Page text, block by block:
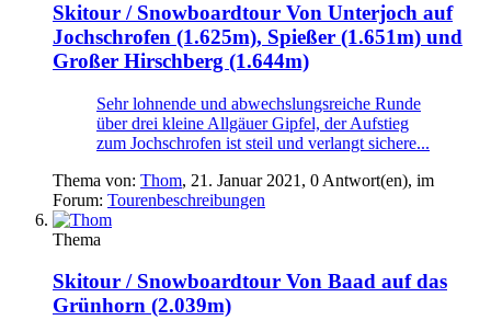
Skitour / Snowboardtour Von Unterjoch auf
Jochschrofen (1.625m), Spießer (1.651m) und
Großer Hirschberg (1.644m)
Sehr lohnende und abwechslungsreiche Runde
über drei kleine Allgäuer Gipfel, der Aufstieg
zum Jochschrofen ist steil und verlangt sichere...
Thema von: Thom, 21. Januar 2021 , 0 Antwort(en), im
Forum: Tourenbeschreibungen
Thema
Skitour / Snowboardtour Von Baad auf das
Grünhorn (2.039m)